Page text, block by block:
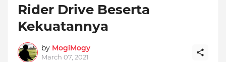
Rider Drive Beserta
Kekuatannya
by MogiMogy
March 07, 2021